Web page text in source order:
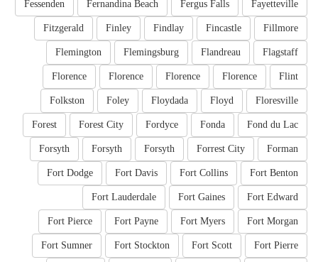
Fayetteville
Fergus Falls
Fernandina Beach
Fessenden
Fillmore
Fincastle
Findlay
Finley
Fitzgerald
Flagstaff
Flandreau
Flemingsburg
Flemington
Flint
Florence
Florence
Florence
Florence
Floresville
Floyd
Floydada
Foley
Folkston
Fond du Lac
Fonda
Fordyce
Forest City
Forest
Forman
Forrest City
Forsyth
Forsyth
Forsyth
Fort Benton
Fort Collins
Fort Davis
Fort Dodge
Fort Edward
Fort Gaines
Fort Lauderdale
Fort Morgan
Fort Myers
Fort Payne
Fort Pierce
Fort Pierre
Fort Scott
Fort Stockton
Fort Sumner